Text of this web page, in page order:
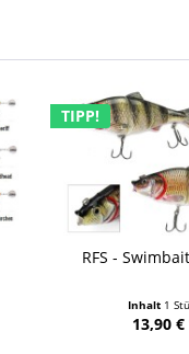
TIPP!
RFS -
Inhalt 1
13,90